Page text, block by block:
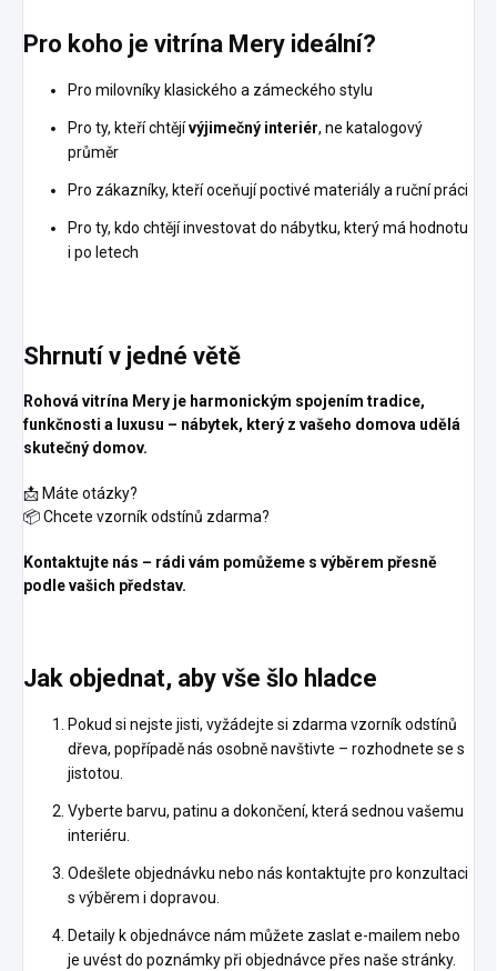
Pro koho je vitrína Mery ideální?
Pro milovníky klasického a zámeckého stylu
Pro ty, kteří chtějívýjimečný interiér, ne katalogový
průměr
Pro zákazníky, kteří oceňují poctivé materiály a ruční práci
Pro ty, kdo chtějí investovat do nábytku, který má hodnotu
i po letech
Shrnutí v jedné větě
Rohová vitrína Mery je harmonickým spojením tradice,
funkčnosti a luxusu – nábytek, který z vašeho domova udělá
skutečný domov.
📩 Máte otázky?
📦 Chcete vzorník odstínů zdarma?
Kontaktujte nás – rádi vám pomůžeme s výběrem přesně
podle vašich představ.
Jak objednat, aby vše šlo hladce
Pokud si nejste jisti, vyžádejte si zdarma vzorník odstínů
dřeva, popřípadě nás osobně navštivte – rozhodnete se s
jistotou.
Vyberte barvu, patinu a dokončení, která sednou vašemu
interiéru.
Odešlete objednávku nebo nás kontaktujte pro konzultaci
s výběrem i dopravou.
Detaily k objednávce nám můžete zaslat e-mailem nebo
je uvést do poznámky při objednávce přes naše stránky.